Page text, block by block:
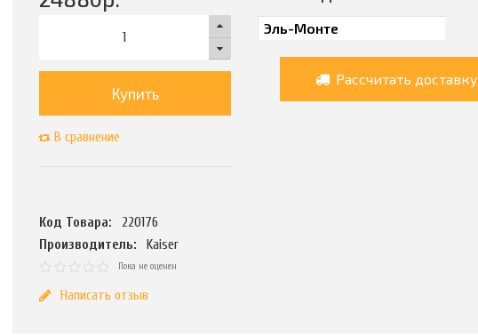
Купить
В сравнение
Код Товара:
220176
Производитель:
Kaiser
Пока не оценен
Написать отзыв
Рассчитать доставку